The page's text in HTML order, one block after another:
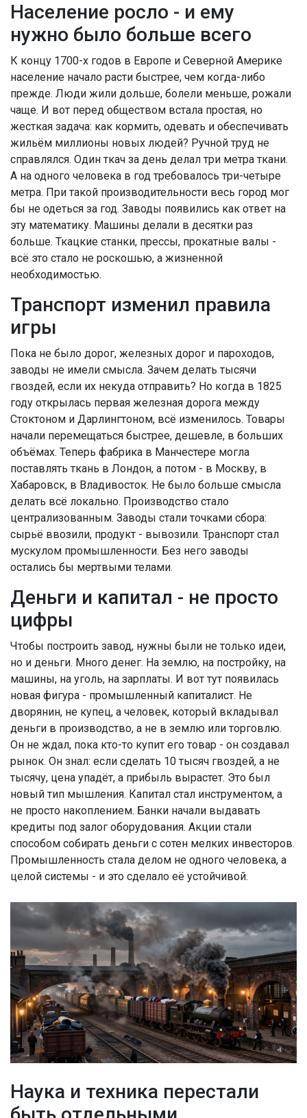
Население росло - и ему
нужно было больше всего
К концу 1700-х годов в Европе и Северной Америке
население начало расти быстрее, чем когда-либо
прежде. Люди жили дольше, болели меньше, рожали
чаще. И вот перед обществом встала простая, но
жесткая задача: как кормить, одевать и обеспечивать
жильём миллионы новых людей? Ручной труд не
справлялся. Один ткач за день делал три метра ткани.
А на одного человека в год требовалось три-четыре
метра. При такой производительности весь город мог
бы не одеться за год. Заводы появились как ответ на
эту математику. Машины делали в десятки раз
больше. Ткацкие станки, прессы, прокатные валы -
всё это стало не роскошью, а жизненной
необходимостью.
Транспорт изменил правила
игры
Пока не было дорог, железных дорог и пароходов,
заводы не имели смысла. Зачем делать тысячи
гвоздей, если их некуда отправить? Но когда в 1825
году открылась первая железная дорога между
Стоктоном и Дарлингтоном, всё изменилось. Товары
начали перемещаться быстрее, дешевле, в больших
объёмах. Теперь фабрика в Манчестере могла
поставлять ткань в Лондон, а потом - в Москву, в
Хабаровск, в Владивосток. Не было больше смысла
делать всё локально. Производство стало
централизованным. Заводы стали точками сбора:
сырьё ввозили, продукт - вывозили. Транспорт стал
мускулом промышленности. Без него заводы
остались бы мертвыми телами.
Деньги и капитал - не просто
цифры
Чтобы построить завод, нужны были не только идеи,
но и деньги. Много денег. На землю, на постройку, на
машины, на уголь, на зарплаты. И вот тут появилась
новая фигура - промышленный капиталист. Не
дворянин, не купец, а человек, который вкладывал
деньги в производство, а не в землю или торговлю.
Он не ждал, пока кто-то купит его товар - он создавал
рынок. Он знал: если сделать 10 тысяч гвоздей, а не
тысячу, цена упадёт, а прибыль вырастет. Это был
новый тип мышления. Капитал стал инструментом, а
не просто накоплением. Банки начали выдавать
кредиты под залог оборудования. Акции стали
способом собирать деньги с сотен мелких инвесторов.
Промышленность стала делом не одного человека, а
целой системы - и это сделало её устойчивой.
Наука и техника перестали